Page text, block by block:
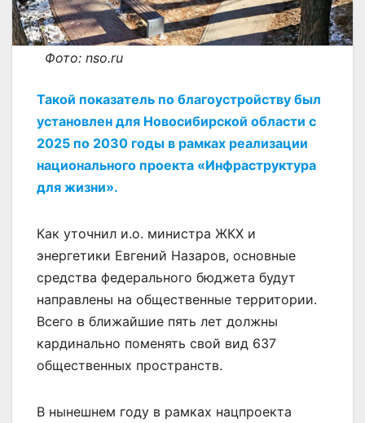
Фото: nso.ru
Такой показатель по благоустройству был
установлен для Новосибирской области с
2025 по 2030 годы в рамках реализации
национального проекта «Инфраструктура
для жизни».
Как уточнил и.о. министра ЖКХ и
энергетики Евгений Назаров, основные
средства федерального бюджета будут
направлены на общественные территории.
Всего в ближайшие пять лет должны
кардинально поменять свой вид 637
общественных пространств.
В нынешнем году в рамках нацпроекта